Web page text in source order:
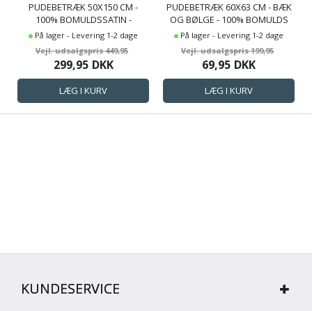
PUDEBETRÆK 50X150 CM -
100% BOMULDSSATIN -
MULTIPUDE - KLASSISK HVIDE
På lager - Levering 1-2 dage
449,95
299,95 DKK
PUDEBETRÆK 60X63 CM - BÆK
OG BØLGE - 100% BOMULDS
KREP - RØDE TERN
På lager - Levering 1-2 dage
199,95
69,95 DKK
KUNDESERVICE